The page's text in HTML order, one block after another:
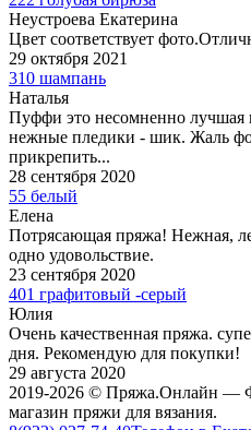
Неустроева Екатерина
Цвет соответствует
29 октября 2021
310 шампань
Наталья
Пуффи это несомненно лучшая
нежные пледики - шик. Жаль
прикрепить...
28 сентября 2020
55 белый
Елена
Потрясающая пряжа! Нежная,
одно удовольствие.
23 сентября 2020
401 графитовый -серый
Юлия
Очень качественная пряжа.
дня. Рекомендую для покупки!
29 августа 2020
2019-2026 © Пряжа.Онлайн —
магазин пряжи для вязания.